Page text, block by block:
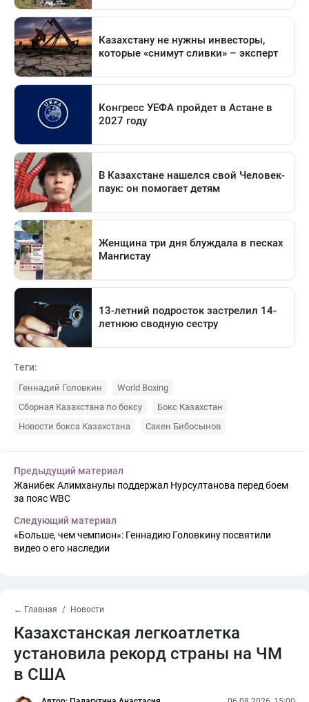
Теги:
Геннадий Головкин
World Boxing
Сборная Казахстана по боксу
Бокс Казахстан
Новости бокса Казахстана
Сакен Бибосынов
Предыдущий материал
Жанибек Алимханулы поддержал Нурсултанова перед боем
за пояс WBC
Следующий материал
«Больше, чем чемпион»: Геннадию Головкину посвятили
видео о его наследии
← Главная Новости
Казахстанская легкоатлетка
установила рекорд страны на ЧМ
в США